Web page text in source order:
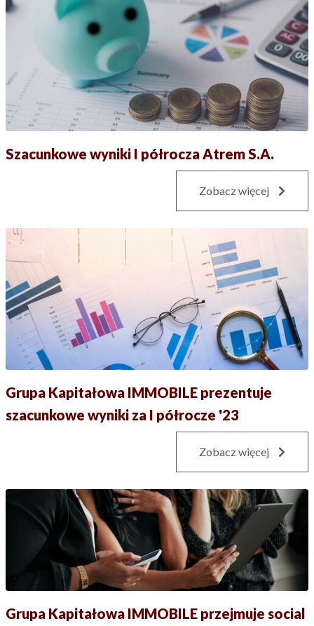
Szacunkowe wyniki I półrocza Atrem S.A.
Zobacz więcej
Grupa Kapitałowa IMMOBILE prezentuje
szacunkowe wyniki za I półrocze '23
Zobacz więcej
Grupa Kapitałowa IMMOBILE przejmuje social